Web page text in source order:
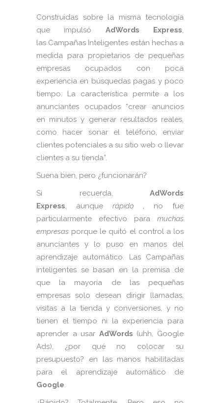
Construidas sobre la misma tecnología
que impulsó AdWords Express,
las Campañas Inteligentes están hechas a
medida para propietarios de pequeñas
empresas ocupados con poca
experiencia en búsquedas pagas y poco
tiempo. La característica permite a los
anunciantes ocupados “crear anuncios
en minutos y generar resultados reales,
como hacer sonar el teléfono, enviar
clientes potenciales a su sitio web o llevar
clientes a su tienda”.
Suena bien, pero ¿funcionarán?
Si recuerda, AdWords
Express, aunque rápido , no fue
particularmente efectivo para muchas
empresas porque le quitó el control a los
anunciantes y lo puso en manos del
aprendizaje automático. Las Campañas
inteligentes se basan en la premisa de
que la mayoría de las pequeñas
empresas solo desean dirigir llamadas,
visitas a la tienda y conversiones, y no
tienen el tiempo ni la experiencia para
aprender a usar AdWords (uhh, Google
Ads), ¿por qué no colocar su
presupuesto? en las manos habilitadas
para el aprendizaje automático de
Google.